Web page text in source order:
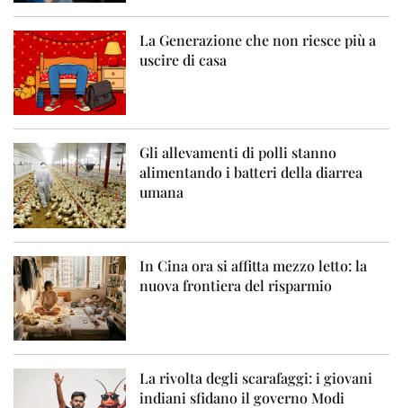
La Generazione che non riesce più a
uscire di casa
Gli allevamenti di polli stanno
alimentando i batteri della diarrea
umana
In Cina ora si affitta mezzo letto: la
nuova frontiera del risparmio
La rivolta degli scarafaggi: i giovani
indiani sfidano il governo Modi